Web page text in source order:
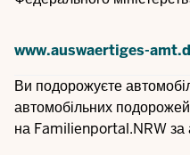
www.auswaertiges-
Ви подорожуєте
автомобільних
на Familienportal.NRW за